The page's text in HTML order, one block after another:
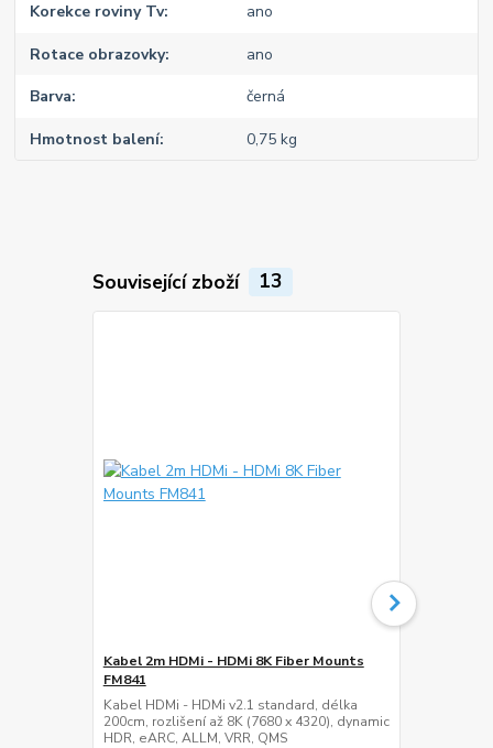
Korekce roviny Tv ano
Rotace obrazovky ano
Barva černá
Hmotnost balení 0,75 kg
Související zboží 13
Kabel 2m HDMi - HDMi 8K Fiber Mounts
FM841
Kabel HDMi - HDMi v2.1 standard, délka
200cm, rozlišení až 8K (7680 x 4320), dynamic
HDR, eARC, ALLM, VRR, QMS